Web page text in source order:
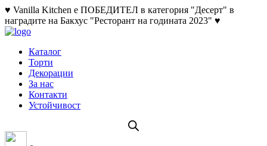
♥ Vanilla Kitchen е ПОБЕДИТЕЛ в категория "Десерт" в
наградите на Бакхус "Ресторант на годината 2023" ♥
Каталог
Торти
Декорации
За нас
Контакти
Устойчивост